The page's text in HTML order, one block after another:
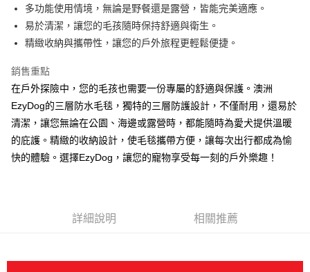
運送方式
全家取貨付款
7-11取貨付款
每筆NT$60，滿NT$899(含以上)免運費
宅配
每筆NT$100，滿NT$899(含以上)免運費
多功能使用情境，無論是野餐還是露營，皆能完美適應。
易於清潔，讓您的毛孩隨時保持舒適與衛生。
精緻收納與攜帶性，讓您的戶外旅程更輕鬆便捷。
銷售重點
在戶外探險中，您的毛孩也需要一份專屬的舒適與保護。澳洲
EzyDog的三層防水毛毯，獨特的三層防護設計，不僅耐用，還易於
清潔，讓您無論在公園、海邊或露營時，都能隨時為愛犬提供溫暖
的庇護。精緻的收納設計，使毛毯攜帶方便，讓每次出行都成為愉
快的體驗。選擇EzyDog，讓您的寵物享受每一刻的戶外樂趣！
詳細說明 相關推薦